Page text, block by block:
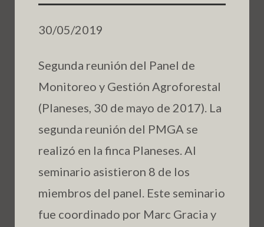
30/05/2019
Segunda reunión del Panel de
Monitoreo y Gestión Agroforestal
(Planeses, 30 de mayo de 2017). La
segunda reunión del PMGA se
realizó en la finca Planeses. Al
seminario asistieron 8 de los
miembros del panel. Este seminario
fue coordinado por Marc Gracia y